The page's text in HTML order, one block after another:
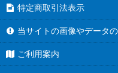
特定商取引法表示
当サイトの画像やデータ
ご利用案内